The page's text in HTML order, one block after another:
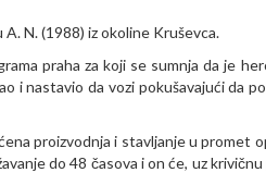
N. (1988) iz okoline Kruševca.
praha za koji se sumnja da je
i nastavio da vozi pokušavajući da
proizvodnja i stavljanje u promet
do 48 časova i on će, uz